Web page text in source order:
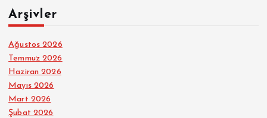
Arşivler
Ağustos 2026
Temmuz 2026
Haziran 2026
Mayıs 2026
Mart 2026
Şubat 2026